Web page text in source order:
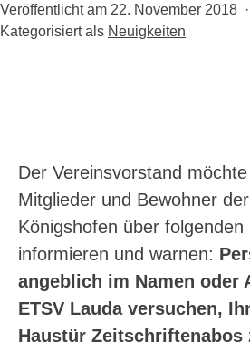
Veröffentlicht am 22. November 2018
Kategorisiert als Neuigkeiten
Der Vereinsvorstand
Mitglieder und Bewohner
Königshofen über folgenden
informieren und warnen:
angeblich im Namen oder
ETSV Lauda versuchen,
Haustür Zeitschriftenabos